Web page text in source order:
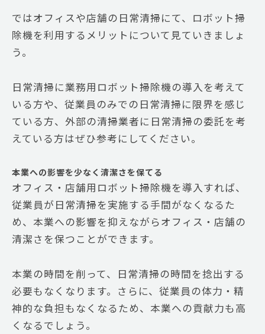
ではオフィスや店舗の日常清掃にて、ロボット掃
除機を利用するメリットについて見ていきましょ
う。
日常清掃に業務用ロボット掃除機の導入を考えて
いる方や、従業員のみでの日常清掃に限界を感じ
ている方、外部の清掃業者に日常清掃の委託を考
えている方はぜひ参考にしてください。
本業への影響を少なく清潔さを保てる
オフィス・店舗用ロボット掃除機を導入すれば、
従業員が日常清掃を実施する手間がなくなるた
め、本業への影響を抑えながらオフィス・店舗の
清潔さを保つことができます。
本業の時間を削って、日常清掃の時間を捻出する
必要もなくなります。さらに、従業員の体力・精
神的な負担もなくなるため、本業への貢献力も高
くなるでしょう。